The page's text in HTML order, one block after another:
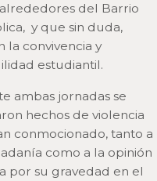
del Barrio
y que sin duda,
la convivencia y
estudiantil.
ambas jornadas se
hechos de violencia
conmocionado, tanto a
como a la opinión
por su gravedad en el